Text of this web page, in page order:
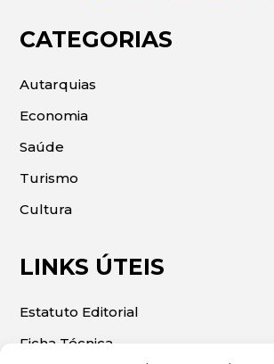
CATEGORIAS
Autarquias
Economia
Saúde
Turismo
Cultura
LINKS ÚTEIS
Estatuto Editorial
Ficha Técnica